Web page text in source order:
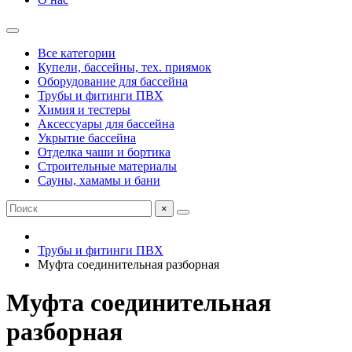
Все категории
Купели, бассейны, тех. приямок
Оборудование для бассейна
Трубы и фитинги ПВХ
Химия и тестеры
Аксессуары для бассейна
Укрытие бассейна
Отделка чаши и бортика
Строительные материалы
Сауны, хамамы и бани
×
Трубы и фитинги ПВХ
Муфта соединительная разборная
Муфта соединительная
разборная